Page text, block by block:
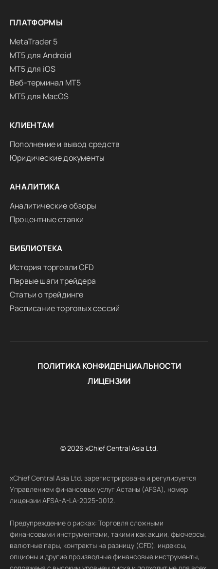
ПЛАТФОРМЫ
MetaTrader 5
MT5 для Android
MT5 для iOS
Веб-терминал MT5
MT5 для MacOS
КЛИЕНТАМ
Пополнение и вывод средств
Юридические документы
АНАЛИТИКА
Аналитические обзоры
Процентные ставки
БИБЛИОТЕКА
История торговли CFD
Первые шаги трейдера
Статьи о трейдинге
Расписание торговых сессий
ПОЛИТИКА КОНФИДЕНЦИАЛЬНОСТИ
ЛИЦЕНЗИИ
© 2026 xChief Central Asia Ltd.
xChief Central Asia Ltd. зарегистрирована и регулируется
Управлением финансовых услуг Астаны (AFSA), номер
лицензии AFSA-A-LA-2025-0012.
Предупреждение о рисках: Торговля сложными
финансовыми инструментами, такими как акции, фьючерсы,
валютные пары, контракты на разницу (CFD), индексы,
опционы и другие производные финансовые инструменты,